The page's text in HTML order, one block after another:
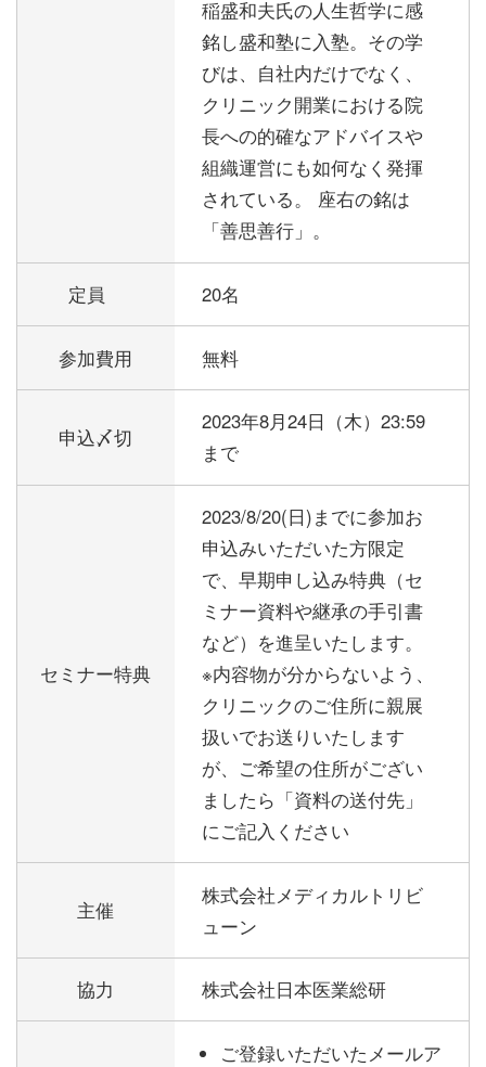
稲盛和夫氏の人生哲学に感
銘し盛和塾に入塾。その学
びは、自社内だけでなく、
クリニック開業における院
長への的確なアドバイスや
組織運営にも如何なく発揮
されている。 座右の銘は
「善思善行」。
定員 20名
参加費用 無料
申込〆切
2023年8月24日（木）23:59
まで
セミナー特典
2023/8/20(日)までに参加お
申込みいただいた方限定
で、早期申し込み特典（セ
ミナー資料や継承の手引書
など）を進呈いたします。
※内容物が分からないよう、
クリニックのご住所に親展
扱いでお送りいたします
が、ご希望の住所がござい
ましたら「資料の送付先」
にご記入ください
主催
株式会社メディカルトリビ
ューン
協力 株式会社日本医業総研
ご登録いただいたメールア